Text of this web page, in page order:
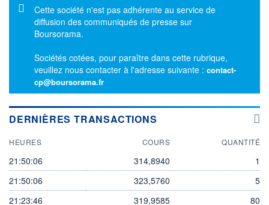
Message d'information
Cette société n'est pas adhérente au service de
diffusion des communiqués de presse sur
Boursorama.
Sociétés cotées, pour paraître dans cette rubrique,
veuillez nous contacter à l'adresse suivante : contact-
cp@boursorama.fr
DERNIÈRES TRANSACTIONS
HEURES COURS QUANTITÉ
21:50:06 314,8940
1
21:50:06
323,5760
5
21:23:46
319,9585 80